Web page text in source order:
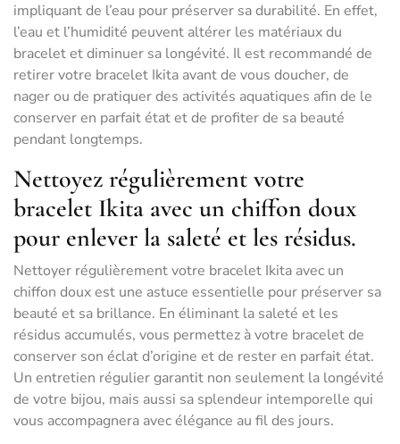
impliquant de l’eau pour préserver sa durabilité. En effet,
l’eau et l’humidité peuvent altérer les matériaux du
bracelet et diminuer sa longévité. Il est recommandé de
retirer votre bracelet Ikita avant de vous doucher, de
nager ou de pratiquer des activités aquatiques afin de le
conserver en parfait état et de profiter de sa beauté
pendant longtemps.
Nettoyez régulièrement votre
bracelet Ikita avec un chiffon doux
pour enlever la saleté et les résidus.
Nettoyer régulièrement votre bracelet Ikita avec un
chiffon doux est une astuce essentielle pour préserver sa
beauté et sa brillance. En éliminant la saleté et les
résidus accumulés, vous permettez à votre bracelet de
conserver son éclat d’origine et de rester en parfait état.
Un entretien régulier garantit non seulement la longévité
de votre bijou, mais aussi sa splendeur intemporelle qui
vous accompagnera avec élégance au fil des jours.